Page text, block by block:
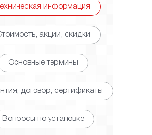
Техническая информация
акции, скидки
Основные термины
договор, сертификаты
Вопросы по установке